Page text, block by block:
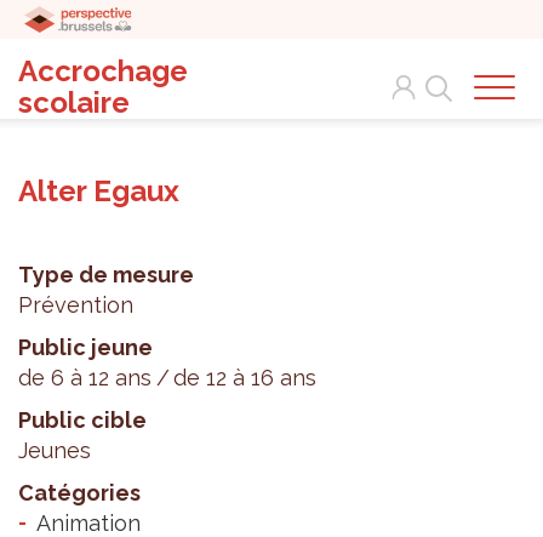
Accrochage
scolaire
Search
Alter Egaux
Type de mesure
Prévention
Public jeune
de 6 à 12 ans
de 12 à 16 ans
Public cible
Jeunes
Catégories
Animation